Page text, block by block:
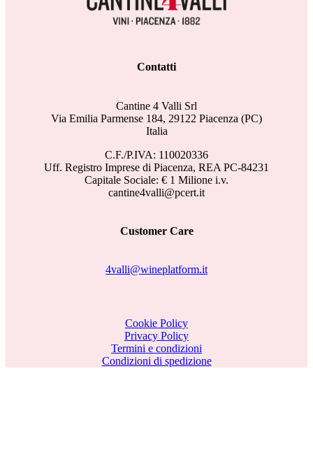
Contatti
Cantine 4 Valli Srl
Via Emilia Parmense 184, 29122 Piacenza (PC)
Italia
C.F./P.IVA: 110020336
Uff. Registro Imprese di Piacenza, REA PC-84231
Capitale Sociale: € 1 Milione i.v.
cantine4valli@pcert.it
Customer Care
4valli@wineplatform.it
Cookie Policy
Privacy Policy
Termini e condizioni
Condizioni di spedizione